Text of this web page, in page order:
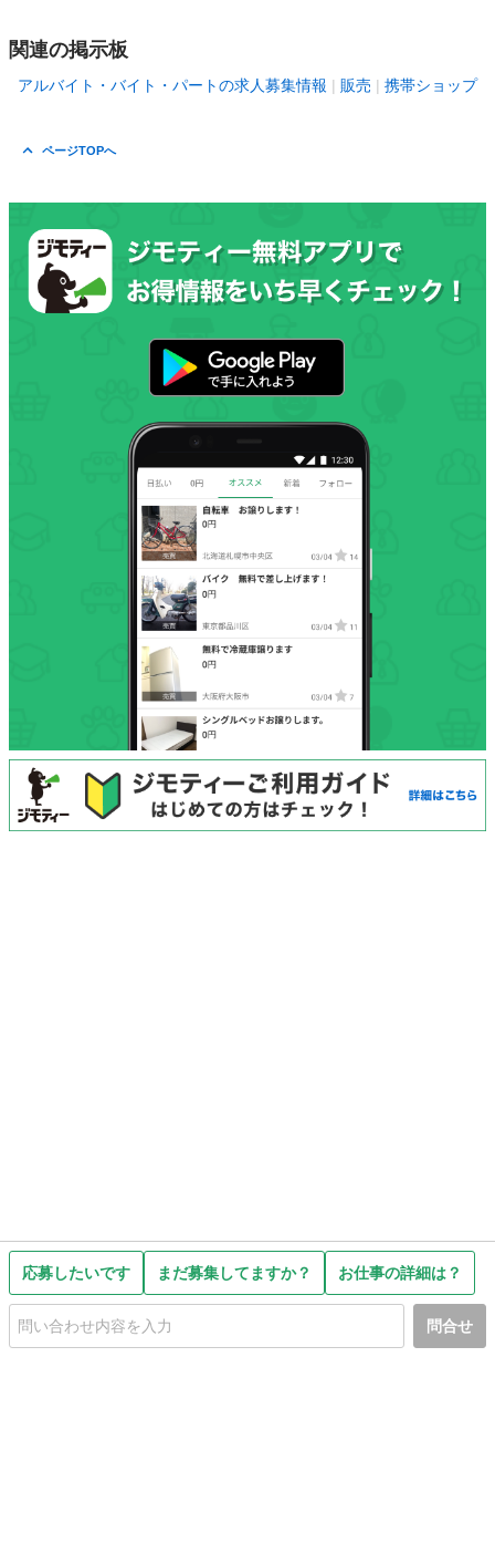
応募したいです まだ募集してますか？ お仕事の詳細は？
問合せ
関連の掲示板
アルバイト・バイト・パートの求人募集情報 販売 携帯ショップ
ページTOPへ